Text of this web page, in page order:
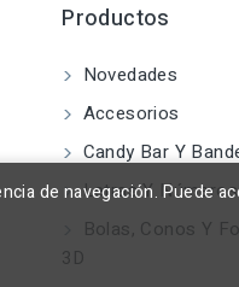
Productos
Novedades
Accesorios
Candy Bar Y
Letras Y Números
Bolas, Conos Y
3D
de navegación. Puede